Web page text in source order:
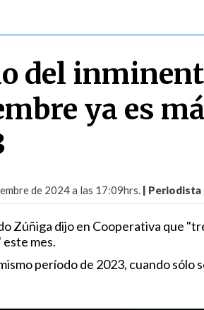
del
ya es
de 2024 a las 17:09hrs. |
Zúñiga dijo en Cooperativa que
mes.
período de 2023, cuando sólo